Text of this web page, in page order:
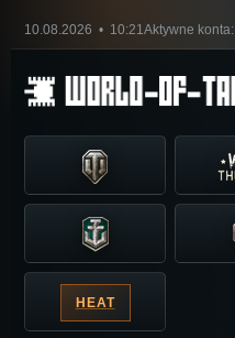
10.08.2026 • 10:21Aktywne konta:
HEAT